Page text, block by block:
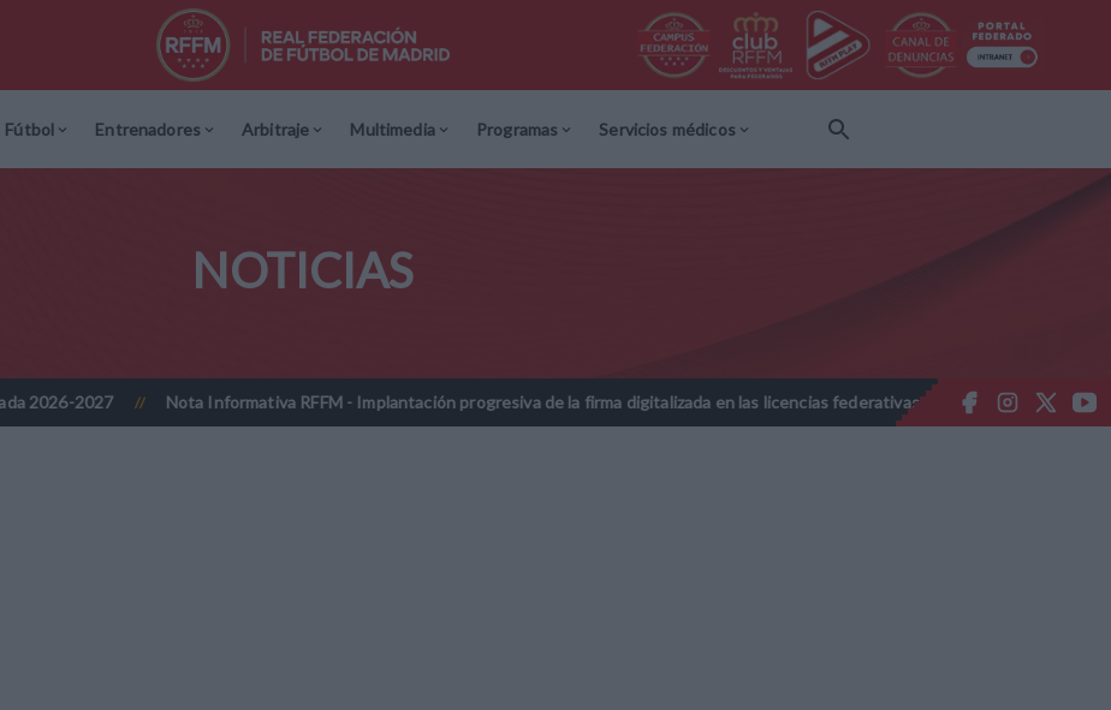
Fútbol Entrenadores Arbitraje Multimedia Programas Servicios médicos
NOTICIAS
// Nota Informativa RFFM - Implantación progresiva de la firma digitalizada en las licencias federativas - Temporada 2026-2027 // Nota